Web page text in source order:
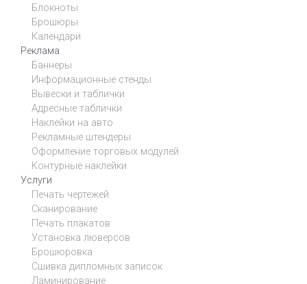
Блокноты
Брошюры
Календари
Реклама
Баннеры
Информационные стенды
Вывески и таблички
Адресные таблички
Наклейки на авто
Рекламные штендеры
Оформление торговых модулей
Контурные наклейки
Услуги
Печать чертежей
Сканирование
Печать плакатов
Установка люверсов
Брошюровка
Сшивка дипломных записок
Ламинирование